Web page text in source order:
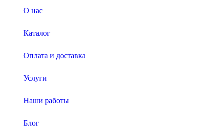
О нас
Каталог
Оплата и доставка
Услуги
Наши работы
Блог